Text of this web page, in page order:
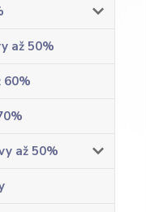
až 50%
60%
až 50%